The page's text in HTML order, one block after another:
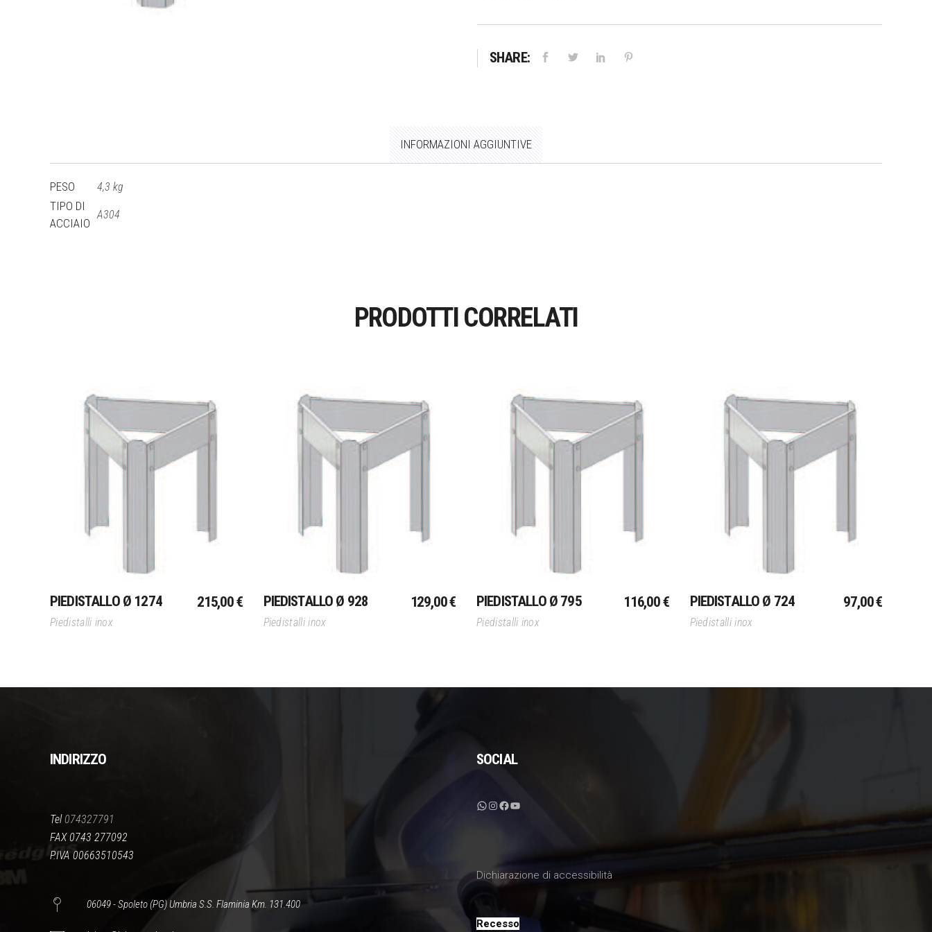
SHARE:
INFORMAZIONI AGGIUNTIVE
PESO 4,3 kg
TIPO DI
ACCIAIO
A304
PRODOTTI CORRELATI
PIEDISTALLO Ø 1274 215,00€
Piedistalli inox
PIEDISTALLO Ø 928 129,00€
Piedistalli inox
PIEDISTALLO Ø 795 116,00€
Piedistalli inox
PIEDISTALLO Ø 724 97,00€
Piedistalli inox
INDIRIZZO
Tel074327791
FAX 0743 277092
P.IVA 00663510543
06049 - Spoleto (PG) Umbria S.S. Flaminia Km. 131.400
SOCIAL
WhatsApp
Instagram
Facebook
YouTube
Dichiarazione di accessibilità
Recesso